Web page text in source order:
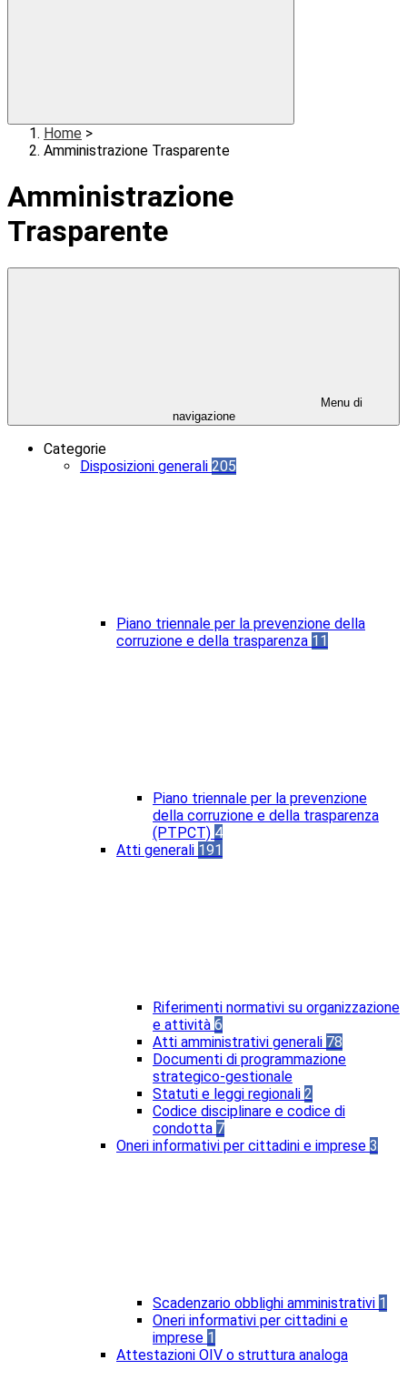
Home >
Amministrazione Trasparente
Amministrazione
Trasparente
Menu di
navigazione
Categorie
Disposizioni generali 205
Piano triennale per la prevenzione della
corruzione e della trasparenza 11
Piano triennale per la prevenzione
della corruzione e della trasparenza
(PTPCT) 4
Atti generali 191
Riferimenti normativi su organizzazione
e attività 6
Atti amministrativi generali 78
Documenti di programmazione
strategico-gestionale
Statuti e leggi regionali 2
Codice disciplinare e codice di
condotta 7
Oneri informativi per cittadini e imprese 3
Scadenzario obblighi amministrativi 1
Oneri informativi per cittadini e
imprese 1
Attestazioni OIV o struttura analoga